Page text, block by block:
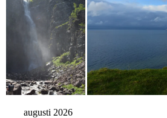
augusti 2026